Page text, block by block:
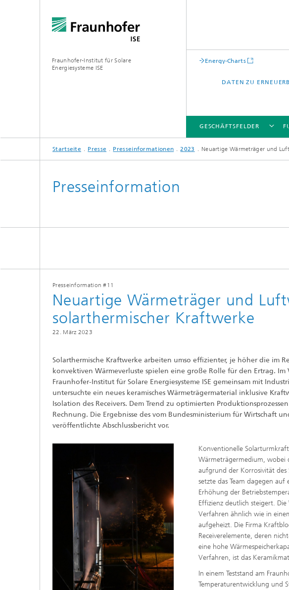
Fraunhofer-Institut für Solare
Energiesysteme ISE
Energy-Charts
DATEN ZU
GESCHÄFTSFELDER
GESCHÄFTSFELDER
III-V-Solarzellen, -Module und
konzentrierende Photovoltaik
leistungselektronische Bauelemente
Künstliche Intelligenz und
Datenmanagement
Drucktechnologie
Batterieintegration und -
betriebsführung
Digitalisierung in Batterieforschung
und -produktion
Wärmepumpen
Lüftung, Klima, Kälte
Solarthermie: Anlagen und
FUE-INFRASTRUKTUR
Zentrum für
Materialcharakterisierung und
Gebrauchsdaueranalyse
nachhaltige Netze
Brennstoffzellen und synthetische
Kraftstoffe
Zentrum für funktionale Oberflächen
LEITTHEMEN
ÜBER UNS
VERÖFFENTLICHUNGEN
Startseite Presse Presseinformationen 2023 Neuartige Wärmeträger und
Presseinformation
Presseinformation #11
Neuartige Wärmeträger und
solarthermischer Kraftwerke
22. März 2023
Solarthermische Kraftwerke arbeiten umso effizienter, je höher die im
konvektiven Wärmeverluste spielen eine große Rolle für den Ertrag. Im
Fraunhofer-Institut für Solare Energiesysteme ISE gemeinsam mit
untersuchte ein neues keramisches Wärmeträgermaterial inklusive
Isolation des Receivers. Dem Trend zu optimierten
Rechnung. Die Ergebnisse des vom Bundesministerium für Wirtschaft
veröffentlichte Abschlussbericht vor.
Konventionelle
Wärmeträgermedium, wobei
aufgrund der Korrosivität des
setzte das Team dagegen
Erhöhung der
Effizienz deutlich steigert.
Verfahren ähnlich wie in
aufgeheizt. Die Firma
Receiverelemente, deren
eine hohe
Verfahren, ist das
In einem Teststand am
Temperaturentwicklung und